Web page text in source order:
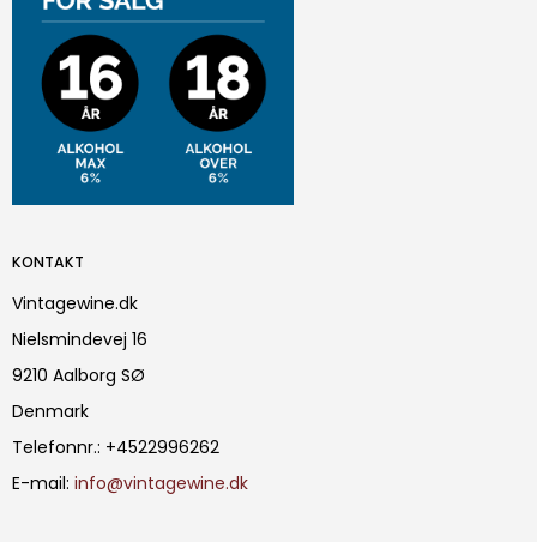
KONTAKT
Vintagewine.dk
Nielsmindevej 16
9210 Aalborg SØ
Denmark
Telefonnr.: +4522996262
E-mail: info@vintagewine.dk